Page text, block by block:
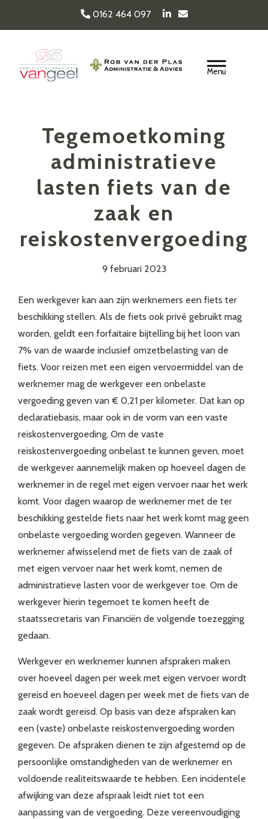
hoofd
inhoud
0162 464 097
Van Geel & van der
Header
Tegemoetkoming
administratieve
lasten fiets van de
zaak en
reiskostenvergoeding
9 februari 2023
Een werkgever kan aan zijn werknemers een fiets ter
beschikking stellen. Als de fiets ook privé gebruikt mag
worden, geldt een forfaitaire bijtelling bij het loon van
7% van de waarde inclusief omzetbelasting van de
fiets. Voor reizen met een eigen vervoermiddel van de
werknemer mag de werkgever een onbelaste
vergoeding geven van € 0,21 per kilometer. Dat kan op
declaratiebasis, maar ook in de vorm van een vaste
reiskostenvergoeding. Om de vaste
reiskostenvergoeding onbelast te kunnen geven, moet
de werkgever aannemelijk maken op hoeveel dagen de
werknemer in de regel met eigen vervoer naar het werk
komt. Voor dagen waarop de werknemer met de ter
beschikking gestelde fiets naar het werk komt mag geen
onbelaste vergoeding worden gegeven. Wanneer de
werknemer afwisselend met de fiets van de zaak of
met eigen vervoer naar het werk komt, nemen de
administratieve lasten voor de werkgever toe. Om de
werkgever hierin tegemoet te komen heeft de
staatssecretaris van Financiën de volgende toezegging
gedaan.
Werkgever en werknemer kunnen afspraken maken
over hoeveel dagen per week met eigen vervoer wordt
gereisd en hoeveel dagen per week met de fiets van de
zaak wordt gereisd. Op basis van deze afspraken kan
een (vaste) onbelaste reiskostenvergoeding worden
gegeven. De afspraken dienen te zijn afgestemd op de
persoonlijke omstandigheden van de werknemer en
voldoende realiteitswaarde te hebben. Een incidentele
afwijking van deze afspraak leidt niet tot een
aanpassing van de vergoeding. Deze vereenvoudiging